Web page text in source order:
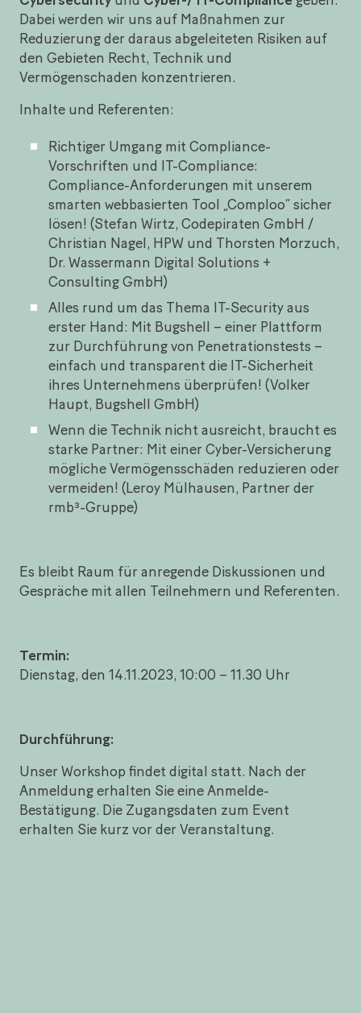
Dabei werden wir uns auf Maßnahmen zur
Reduzierung der daraus abgeleiteten Risiken auf
den Gebieten Recht, Technik und
Vermögenschaden konzentrieren.
Inhalte und Referenten:
Richtiger Umgang mit Compliance-
Vorschriften und IT-Compliance:
Compliance-Anforderungen mit unserem
smarten webbasierten Tool „Comploo“ sicher
lösen! (Stefan Wirtz, Codepiraten GmbH /
Christian Nagel, HPW und Thorsten Morzuch,
Dr. Wassermann Digital Solutions +
Consulting GmbH)
Alles rund um das Thema IT-Security aus
erster Hand: Mit Bugshell – einer Plattform
zur Durchführung von Penetrationstests –
einfach und transparent die IT-Sicherheit
ihres Unternehmens überprüfen! (Volker
Haupt, Bugshell GmbH)
Wenn die Technik nicht ausreicht, braucht es
starke Partner: Mit einer Cyber-Versicherung
mögliche Vermögensschäden reduzieren oder
vermeiden! (Leroy Mülhausen, Partner der
rmb³-Gruppe)
Es bleibt Raum für anregende Diskussionen und
Gespräche mit allen Teilnehmern und Referenten.
Termin:
Dienstag, den 14.11.2023, 10:00 – 11.30 Uhr
Durchführung:
Unser Workshop findet digital statt. Nach der
Anmeldung erhalten Sie eine Anmelde-
Bestätigung. Die Zugangsdaten zum Event
erhalten Sie kurz vor der Veranstaltung.